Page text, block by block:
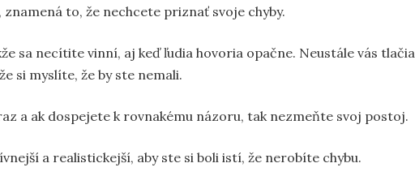
to, že nechcete priznať svoje chyby.
sa necítite vinní, aj keď ľudia hovoria opačne. Neustále vás tlačia
si myslíte, že by ste nemali.
a ak dospejete k rovnakému názoru, tak nezmeňte svoj postoj.
a realistickejší, aby ste si boli istí, že nerobíte chybu.